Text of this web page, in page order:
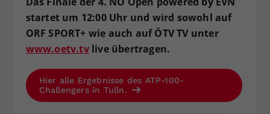
startet um 12:00 Uhr und wird sowohl auf
ORF SPORT+ wie auch auf ÖTV TV unter
www.oetv.tvlive übertragen.
Hier alle Ergebnisse des ATP-100-
Challengers in Tulln.